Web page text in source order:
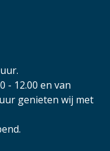
- 12.00 en van
uur genieten wij met